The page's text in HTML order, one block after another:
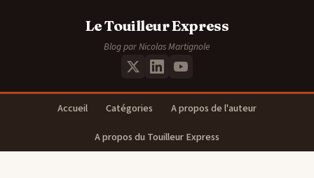
Le Touilleur Express
Blog par Nicolas Martignole
Accueil Catégories
A propos de l'auteur
A propos du Touilleur Express